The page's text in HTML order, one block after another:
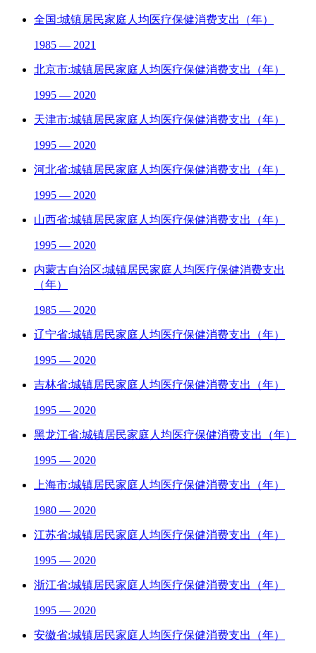
全国:城镇居民家庭人均医疗保健消费支出（年）
1985 — 2021
北京市:城镇居民家庭人均医疗保健消费支出（年）
1995 — 2020
天津市:城镇居民家庭人均医疗保健消费支出（年）
1995 — 2020
河北省:城镇居民家庭人均医疗保健消费支出（年）
1995 — 2020
山西省:城镇居民家庭人均医疗保健消费支出（年）
1995 — 2020
内蒙古自治区:城镇居民家庭人均医疗保健消费支出
（年）
1985 — 2020
辽宁省:城镇居民家庭人均医疗保健消费支出（年）
1995 — 2020
吉林省:城镇居民家庭人均医疗保健消费支出（年）
1995 — 2020
黑龙江省:城镇居民家庭人均医疗保健消费支出（年）
1995 — 2020
上海市:城镇居民家庭人均医疗保健消费支出（年）
1980 — 2020
江苏省:城镇居民家庭人均医疗保健消费支出（年）
1995 — 2020
浙江省:城镇居民家庭人均医疗保健消费支出（年）
1995 — 2020
安徽省:城镇居民家庭人均医疗保健消费支出（年）